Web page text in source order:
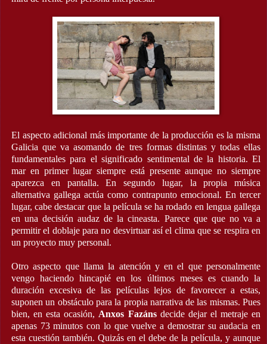
El aspecto adicional más importante de la producción es la misma
Galicia que va asomando de tres formas distintas y todas ellas
fundamentales para el significado sentimental de la historia. El
mar en primer lugar siempre está presente aunque no siempre
aparezca en pantalla. En segundo lugar, la propia música
alternativa gallega actúa como contrapunto emocional. En tercer
lugar, cabe destacar que la película se ha rodado en lengua gallega
en una decisión audaz de la cineasta. Parece que que no va a
permitir el doblaje para no desvirtuar así el clima que se respira en
un proyecto muy personal.
Otro aspecto que llama la atención y en el que personalmente
vengo haciendo hincapié en los últimos meses es cuando la
duración excesiva de las películas lejos de favorecer a estas,
suponen un obstáculo para la propia narrativa de las mismas. Pues
bien, en esta ocasión,Anxos Fazánsdecide dejar el metraje en
apenas 73 minutos con lo que vuelve a demostrar su audacia en
esta cuestión también. Quizás en el debe de la película, y aunque